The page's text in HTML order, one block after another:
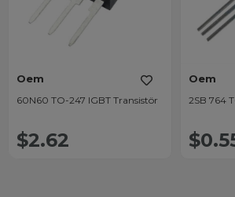
Oem
60N60 TO-247 IGBT Transistör
$2.62
Oem
2SB 764